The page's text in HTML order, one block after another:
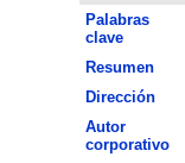
Palabras
clave
Resumen
Dirección
Autor
corporativo